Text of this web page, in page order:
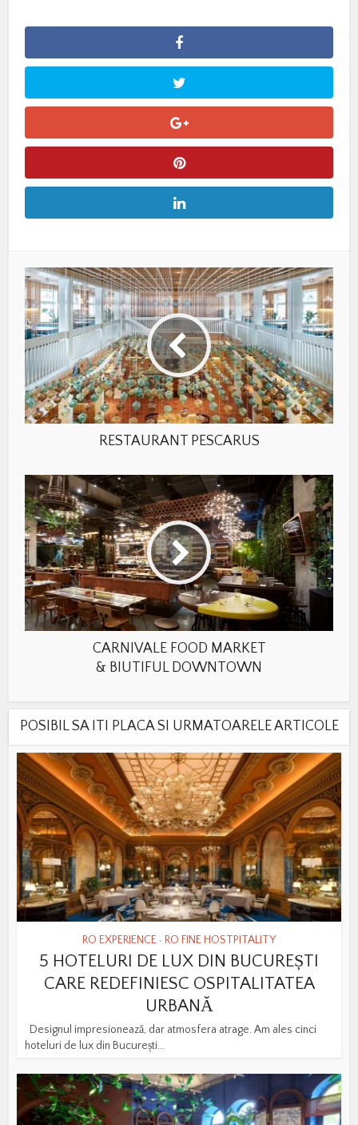
RESTAURANT PESCARUS
CARNIVALE FOOD MARKET
& BIUTIFUL DOWNTOWN
POSIBIL SA ITI PLACA SI URMATOARELE ARTICOLE
RO EXPERIENCE • RO FINE HOSTPITALITY
5 HOTELURI DE LUX DIN BUCUREȘTI
CARE REDEFINIESC OSPITALITATEA
URBANĂ
Designul impresionează, dar atmosfera atrage. Am ales cinci
hoteluri de lux din București...